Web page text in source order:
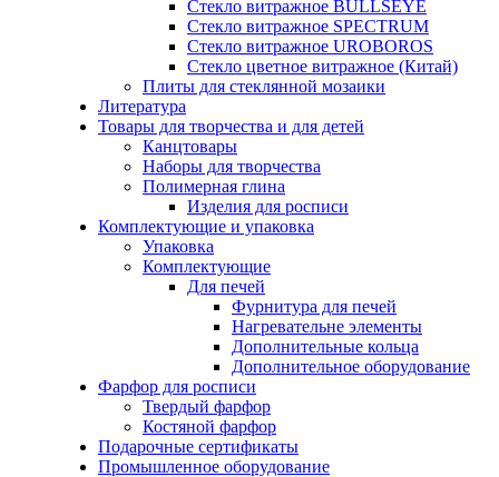
Стекло витражное BULLSEYE
Стекло витражное SPECTRUM
Стекло витражное UROBOROS
Стекло цветное витражное (Китай)
Плиты для стеклянной мозаики
Литература
Товары для творчества и для детей
Канцтовары
Наборы для творчества
Полимерная глина
Изделия для росписи
Комплектующие и упаковка
Упаковка
Комплектующие
Для печей
Фурнитура для печей
Нагревательне элементы
Дополнительные кольца
Дополнительное оборудование
Фарфор для росписи
Твердый фарфор
Костяной фарфор
Подарочные сертификаты
Промышленное оборудование